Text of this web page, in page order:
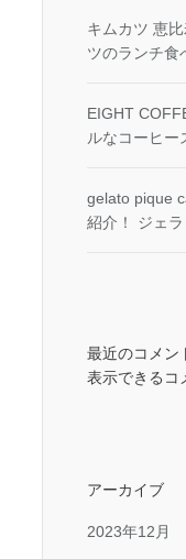
キムカツ 恵
ツのランチ食
EIGHT
ルなコーヒー
gelato pique
紹介！ ジェ
最近のコメン
表示できるコ
アーカイブ
2023年12月